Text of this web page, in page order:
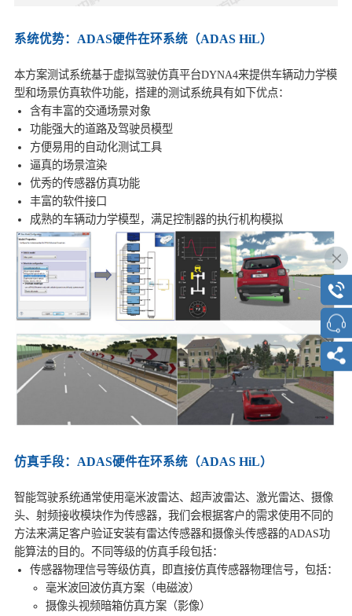
系统优势：ADAS硬件在环系统（ADAS HiL）
本方案测试系统基于虚拟驾驶仿真平台DYNA4来提供车辆动力学模
型和场景仿真软件功能，搭建的测试系统具有如下优点：
含有丰富的交通场景对象
功能强大的道路及驾驶员模型
方便易用的自动化测试工具
逼真的场景渲染
优秀的传感器仿真功能
丰富的软件接口
成熟的车辆动力学模型，满足控制器的执行机构模拟
仿真手段：ADAS硬件在环系统（ADAS HiL）
智能驾驶系统通常使用毫米波雷达、超声波雷达、激光雷达、摄像
头、射频接收模块作为传感器，我们会根据客户的需求使用不同的
方法来满足客户验证安装有雷达传感器和摄像头传感器的ADAS功
能算法的目的。不同等级的仿真手段包括：
传感器物理信号等级仿真，即直接仿真传感器物理信号，包括：
毫米波回波仿真方案（电磁波）
摄像头视频暗箱仿真方案（影像）